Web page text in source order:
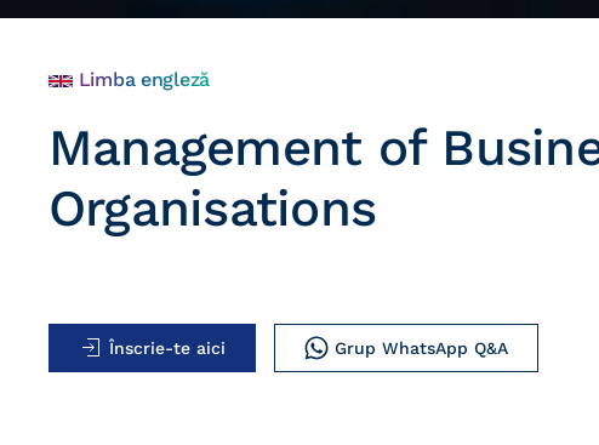
Limba engleză
Management of
Organisations
Înscrie-te aici Grup WhatsApp Q&A